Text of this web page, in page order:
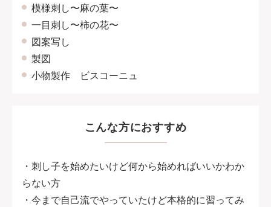
模様刺し〜麻の葉〜
一目刺し〜柿の花〜
図案写し
製図
小物製作 ビスコーニュ
こんな方におすすめ
・刺し子を始めたいけど何から始めればいいかわか
らない方
・今まで自己流でやっていたけど本格的に習ってみ